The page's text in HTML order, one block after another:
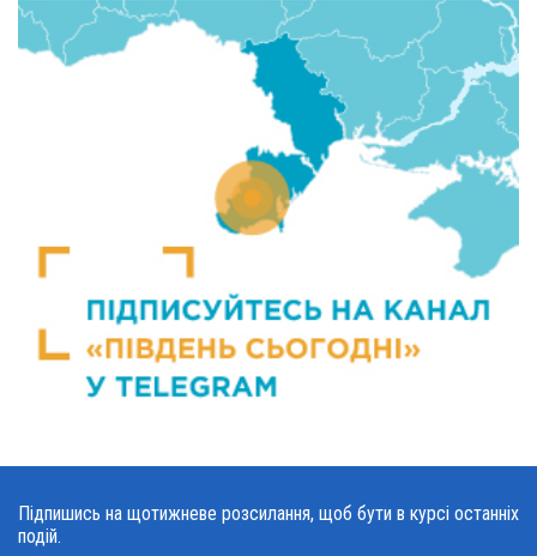
Підпишись на щотижневе розсилання, щоб бути в курсі останніх
подій.